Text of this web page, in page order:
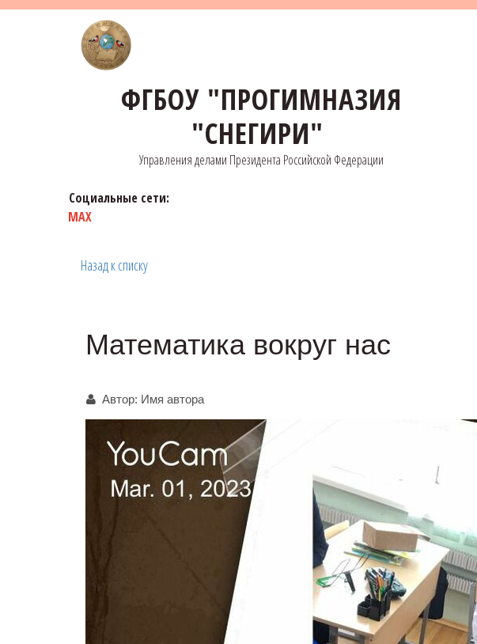
ФГБОУ "ПРОГИМНАЗИЯ
"СНЕГИРИ"
Управления делами Президента Российской Федерации
Социальные сети:
MAX
Назад к списку
Математика вокруг нас
Автор: Имя автора